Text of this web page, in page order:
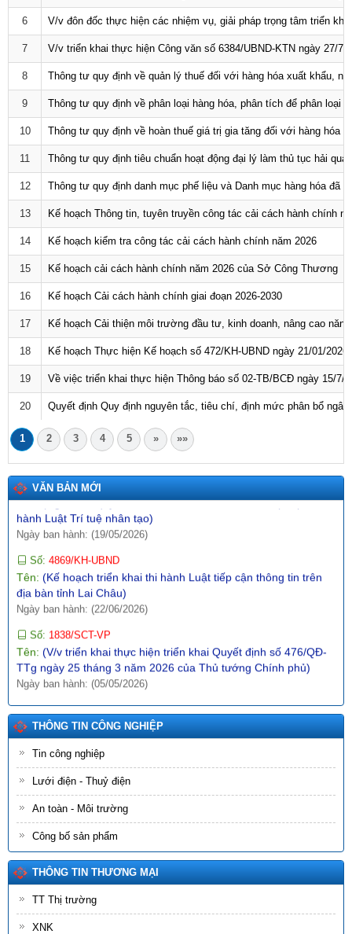
6 V/v đôn đốc thực hiện các nhiệm vụ, giải pháp trọng tâm triển
7 V/v triển khai thực hiện Công văn số 6384/UBND-KTN ngày 27/7/
8 Thông tư quy định về quản lý thuế đối với hàng hóa xuất khẩu,
9 Thông tư quy định về phân loại hàng hóa, phân tích để phân loại
10 Thông tư quy định về hoàn thuế giá trị gia tăng đối với hàng
11 Thông tư quy định tiêu chuẩn hoạt động đại lý làm thủ tục hải
12 Thông tư quy định danh mục phế liệu và Danh mục hàng hóa đã
13 Kế hoạch Thông tin, tuyên truyền công tác cải cách hành chính
14 Kế hoạch kiểm tra công tác cải cách hành chính năm 2026
15 Kế hoạch cải cách hành chính năm 2026 của Sở Công Thương
16 Kế hoạch Cải cách hành chính giai đoạn 2026-2030
17 Kế hoạch Cải thiện môi trường đầu tư, kinh doanh, nâng cao
18 Kế hoạch Thực hiện Kế hoạch số 472/KH-UBND ngày 21/01/
19 Về việc triển khai thực hiện Thông báo số 02-TB/BCĐ ngày 15/7/
20 Quyết định Quy định nguyên tắc, tiêu chí, định mức phân bổ
1 2 3 4 5 » »»
VĂN BẢN MỚI
Số: 1792/KH-SCT
Tên:
(Kế hoạch thực hiện Nghị quyết số 57-NQ/TW, ngày
22/12/2024 của Bộ Chính trị về đột phá phát triển khoa học,
công nghệ, đổi mới sáng tạo và chuyển đổi số quốc gia năm
2026)
Ngày ban hành: (09/05/2026)
Số: 3092/SCT-QLTM
(Tuyên truyền, phổ biến thông tin Sổ tay hướng dẫn thực
thi, hỏi đáp các quy định SPS trong xuất khẩu nông - lâm - thủy
sản vào thị trường EU)
Ngày ban hành: (12/07/2026)
Số:1771/SCT-VP
Tên:
(V/v triển khai thực hiện Thông báo số 01-TB/CQTTBCĐ
ngày 16/4/2026 của Cơ quan thường trực BCĐ nghị quyết số
57-NQ/TW)
Ngày ban hành: (09/05/2026)
Số:142/2026/NĐ-CP
Tên:
hành Luật Trí tuệ nhân tạo)
Ngày ban hành: (19/05/2026)
Số: 4869/KH-UBND
Tên:
(Kế hoạch triển khai thi hành Luật tiếp cận thông tin trên
địa bàn tỉnh Lai Châu)
Ngày ban hành: (22/06/2026)
Số: 1838/SCT-VP
Tên:
(V/v triển khai thực hiện triển khai Quyết định số 476/QĐ-
TTg ngày 25 tháng 3 năm 2026 của Thủ tướng Chính phủ)
Ngày ban hành: (05/05/2026)
Số:1044/QĐ-UBND
Tên:(Quyết định ban hành Khung kiến trúc dữ liệu, Khung quản
trị, quản lý dữ liệu, Từ điển dữ liệu, Danh mục dữ liệu chủ, danh
mục dữ liệu dùng chung tỉnh Lai Châu)
Ngày ban hành: (09/07/2026)
Số:1864/SCT-VP
Tên:(V/v triển khai thực hiện triển khai Kế hoạch số 3330/KH-
UBND ngày 03/5/2026 của UBND tỉnh về đánh giá hoạt động
khoa học, công nghệ và đổi mới sáng tạo năm 2026 trên địa
bàn tỉnh Lai Châu)
Ngày ban hành: (03/05/2026)
Số: 17/2026/TT-BCT
Tên:(Thông tư hướng dẫn thực hiện một số nội dung tiêu chí
THÔNG TIN CÔNG NGHIỆP
Tin công nghiệp
Lưới điện - Thuỷ điện
An toàn - Môi trường
Công bố sản phẩm
THÔNG TIN THƯƠNG MẠI
TT Thị trường
XNK